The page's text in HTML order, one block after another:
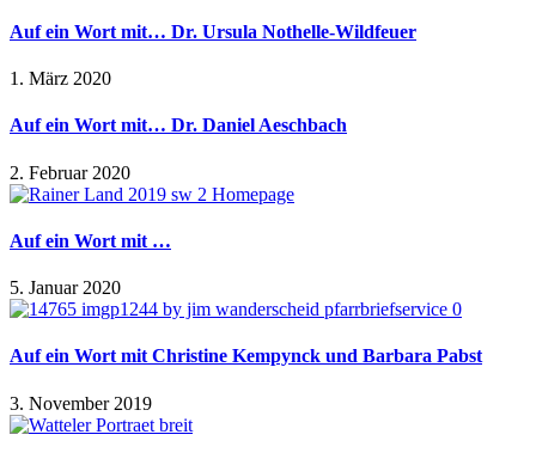
Auf ein Wort mit… Dr. Ursula Nothelle-Wildfeuer
1. März 2020
Auf ein Wort mit… Dr. Daniel Aeschbach
2. Februar 2020
Auf ein Wort mit …
5. Januar 2020
Auf ein Wort mit Christine Kempynck und Barbara Pabst
3. November 2019